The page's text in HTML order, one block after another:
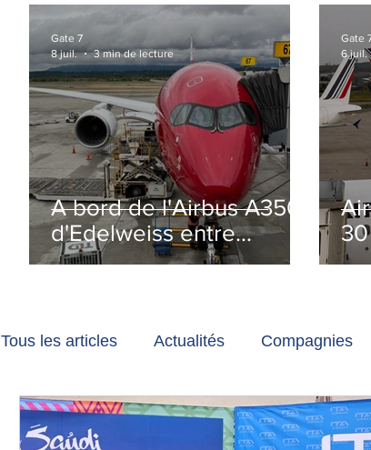
Paris-CDG
A bord de l'Airbus A350
d'Edelweiss entre
Vancouver et Zurich
Gate 7
8 juil.
3 min de lecture
Gate
6 juil.
Tous les articles Actualités Compagnies
Les tribunes de Gate7 album photo